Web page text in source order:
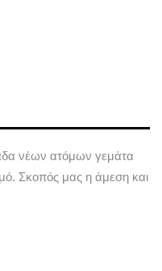
νέων ατόμων γεμάτα
Σκοπός μας η άμεση και